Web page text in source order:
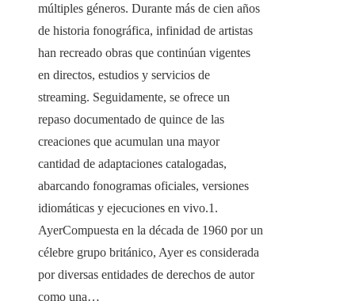
múltiples géneros. Durante más de cien años
de historia fonográfica, infinidad de artistas
han recreado obras que continúan vigentes
en directos, estudios y servicios de
streaming. Seguidamente, se ofrece un
repaso documentado de quince de las
creaciones que acumulan una mayor
cantidad de adaptaciones catalogadas,
abarcando fonogramas oficiales, versiones
idiomáticas y ejecuciones en vivo.1.
AyerCompuesta en la década de 1960 por un
célebre grupo británico, Ayer es considerada
por diversas entidades de derechos de autor
como una…